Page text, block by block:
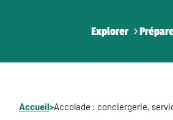
Explorer
Accueil>Accolade : conciergerie,